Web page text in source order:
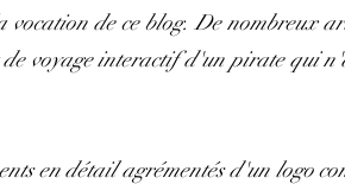
de ce blog. De nombreux
voyage interactif d'un pirate qui
en détail agrémentés d'un logo